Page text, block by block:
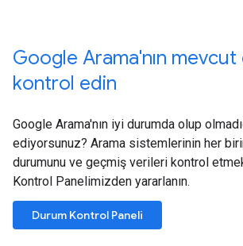
Google Arama'nın
kontrol edin
Google Arama'nın iyi durumda olup
ediyorsunuz? Arama sistemlerinin her
durumunu ve geçmiş verileri kontrol
Kontrol Panelimizden yararlanın.
Durum Kontrol Paneli